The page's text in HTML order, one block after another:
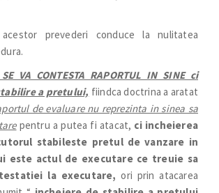
acestor prevederi conduce la nulitatea
VA CONTESTA RAPORTUL IN SINE ci
a pretului, fiindca doctrina a aratat
de evaluare nu reprezinta in sinea sa
pentru a putea fi atacat, ci incheierea
stabileste pretul de vanzare in
este actul de executare ce treuie sa
la executare, ori prin atacarea